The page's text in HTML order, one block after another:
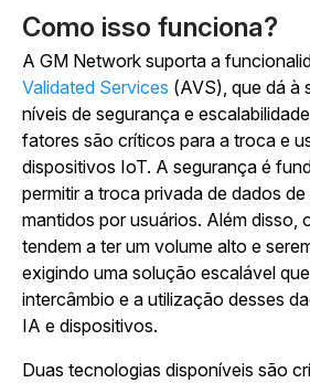
Como isso funciona?
A GM Network suporta a
Validated Services (AVS), que dá à
níveis de segurança e
fatores são críticos para a troca e
dispositivos IoT. A segurança é
permitir a troca privada de dados
mantidos por usuários. Além disso,
tendem a ter um volume alto e
exigindo uma solução escalável
intercâmbio e a utilização desses
IA e dispositivos.
Duas tecnologias disponíveis são